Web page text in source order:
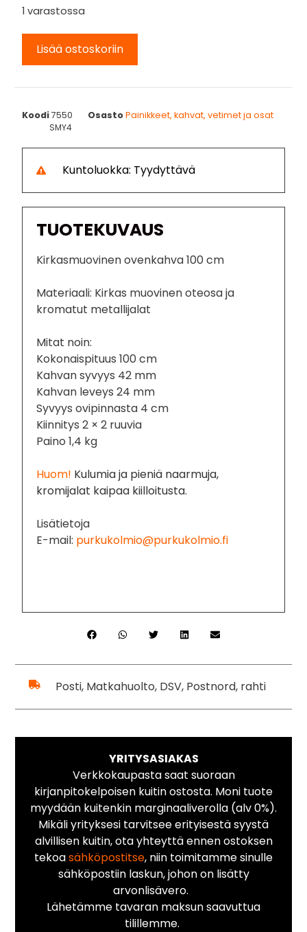
1 varastossa
Lisää ostoskoriin
Koodi7550 OsastoPainikkeet, kahvat, vetimet ja osat
SMY4
Kuntoluokka: Tyydyttävä
TUOTEKUVAUS
Kirkasmuovinen ovenkahva 100 cm
Materiaali: Kirkas muovinen oteosa ja
kromatut metallijalat
Mitat noin:
Kokonaispituus 100 cm
Kahvan syvyys 42 mm
Kahvan leveys 24 mm
Syvyys ovipinnasta 4 cm
Kiinnitys 2 × 2 ruuvia
Paino 1,4 kg
Huom! Kulumia ja pieniä naarmuja,
kromijalat kaipaa kiilloitusta.
Lisätietoja
E-mail: purkukolmio@purkukolmio.fi
Posti, Matkahuolto, DSV, Postnord, rahti
YRITYSASIAKAS
Verkkokaupasta saat suoraan
kirjanpitokelpoisen kuitin ostosta. Moni tuote
myydään kuitenkin marginaaliverolla (alv 0%).
Mikäli yrityksesi tarvitsee erityisestä syystä
alvillisen kuitin, ota yhteyttä ennen ostoksen
tekoasähköpostitse, niin toimitamme sinulle
sähköpostiin laskun, johon on lisätty
arvonlisävero.
Lähetämme tavaran maksun saavuttua
tilillemme.